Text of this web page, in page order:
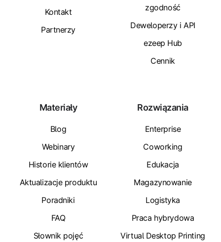
Kontakt
Partnerzy
zgodność
Deweloperzy i API
ezeep Hub
Cennik
Materiały
Blog
Webinary
Historie klientów
Aktualizacje produktu
Poradniki
FAQ
Słownik pojęć
Rozwiązania
Enterprise
Coworking
Edukacja
Magazynowanie
Logistyka
Praca hybrydowa
Virtual Desktop Printing